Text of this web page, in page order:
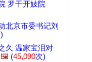
罗干开妓院
北京市委书记刘
久 温家宝泪对
🖼️ (45,090次)